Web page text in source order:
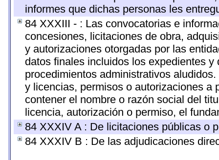
informes que dichas personas les
84 XXXIII - : Las convocatorias e
concesiones, licitaciones de obra,
y autorizaciones otorgadas por las
datos finales incluidos los expedientes
procedimientos administrativos
y licencias, permisos o autorizaciones a
contener el nombre o razón social del
licencia, autorización o permiso, el
84 XXXIV A : De licitaciones públicas o
84 XXXIV B : De las adjudicaciones